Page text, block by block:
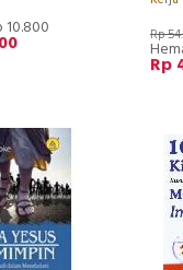
10.800 Rp
Rp